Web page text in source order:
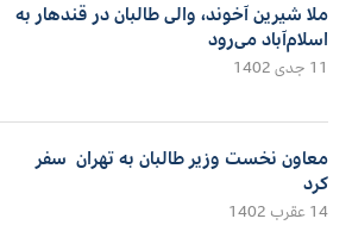
ملا شیرین آخوند، والی طالبان در قندهار به
اسلام‌آباد می‌رود
11 جدی 1402
معاون نخست وزیر طالبان به تهران سفر
کرد
14 عقرب 1402